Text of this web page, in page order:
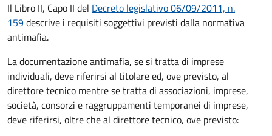
Il Libro II, Capo II del Decreto legislativo 06/09/2011, n.
159descrive i requisiti soggettivi previsti dalla normativa
antimafia.
La documentazione antimafia, se si tratta di imprese
individuali, deve riferirsi al titolare ed, ove previsto, al
direttore tecnico mentre setratta di associazioni, imprese,
società, consorzi e raggruppamenti temporanei di imprese,
deve riferirsi, oltre che al direttore tecnico, ove previsto: